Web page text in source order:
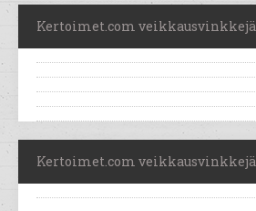
Kertoimet.com veikkausvinkkejä
Kertoimet.com veikkausvinkkejä